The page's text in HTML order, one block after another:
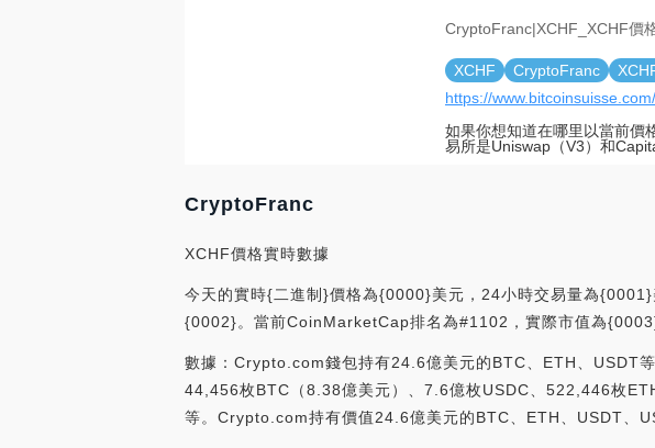
CryptoFranc|XCHF_XCHF價
XCHF CryptoFranc
https://
如果你想知道在哪里以當前價
易所是Uniswap（V3）和
CryptoFranc
XCHF價格實時數據
今天的實時{二進制}價格為{0000}美元，24小時交易量為
{0002}。當前CoinMarketCap排名為#1102，實際市值為
數據：Crypto.com錢包持有24.6億美元的BTC、ETH、USDT
44,456枚BTC（8.38億美元）、7.6億枚USDC、522,446枚
等。Crypto.com持有價值24.6億美元的BTC、ETH、USDT、